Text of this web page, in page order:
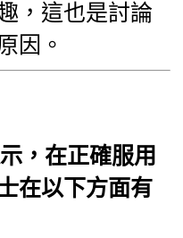
，這也是討論
因。
，在正確服用
在以下方面有